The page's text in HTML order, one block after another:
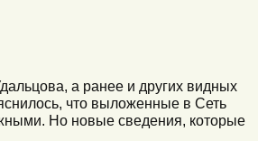
а ранее и других видных
что выложенные в Сеть
Но новые сведения, которые